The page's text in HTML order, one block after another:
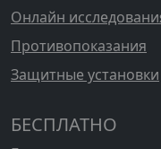
Онлайн
Противопоказания
Защитные установки
БЕСПЛАТНО